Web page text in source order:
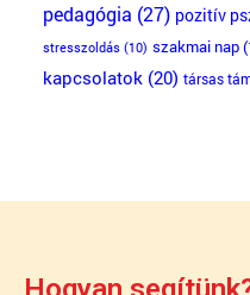
pedagógia (27) pozitív
stresszoldás(10) szakmai nap
kapcsolatok(20) társas